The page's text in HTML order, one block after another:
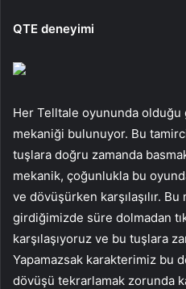
QTE deneyimi
Her Telltale oyununda olduğu
mekaniği bulunuyor. Bu
tuşlara doğru zamanda
mekanik, çoğunlukla bu
ve dövüşürken karşılaşılır.
girdiğimizde süre dolmadan
karşılaşıyoruz ve bu tuşlara
Yapamazsak karakterimiz bu
dövüşü tekrarlamak zorunda